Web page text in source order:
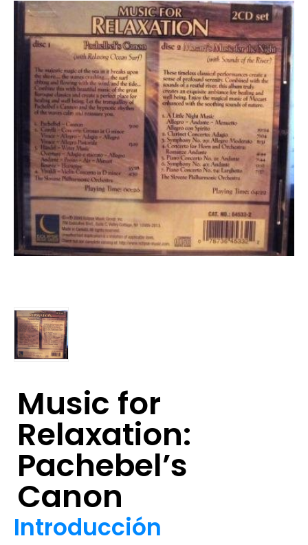
Music for
Relaxation:
Pachebel’s
Canon
Introducción